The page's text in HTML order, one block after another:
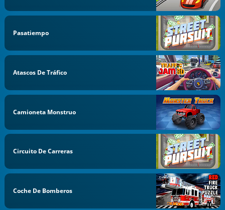
Pasatiempo
Atascos De Tráfico
Camioneta Monstruo
Circuito De Carreras
Coche De Bomberos